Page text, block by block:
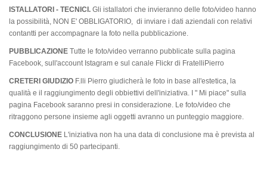
ISTALLATORI - TECNICI. Gli istallatori che invieranno delle foto/video hanno
la possibilità, NON E' OBBLIGATORIO, di inviare i dati aziendali con relativi
contantti per accompagnare la foto nella pubblicazione.
PUBBLICAZIONE Tutte le foto/video verranno pubblicate sulla pagina
Facebook, sull'account Istagram e sul canale Flickr di FratelliPierro
CRETERI GIUDIZIO F.lli Pierro giudicherà le foto in base all'estetica, la
qualità e il raggiungimento degli obbiettivi dell'iniziativa. I " Mi piace" sulla
pagina Facebook saranno presi in considerazione. Le foto/video che
ritraggono persone insieme agli oggetti avranno un punteggio maggiore.
CONCLUSIONE L'iniziativa non ha una data di conclusione ma è prevista al
raggiungimento di 50 partecipanti.